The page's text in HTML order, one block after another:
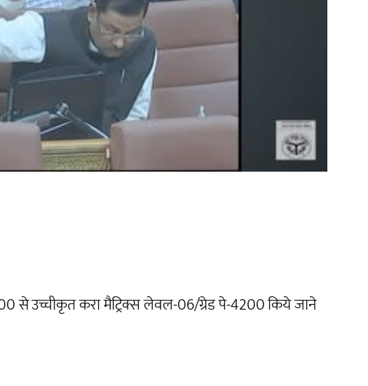
से उच्चीकृत करा मैट्रिक्स लेवल-06/ग्रेड पे-4200 किये जाने